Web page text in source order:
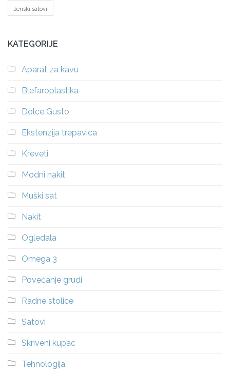
ženski satovi
KATEGORIJE
Aparat za kavu
Blefaroplastika
Dolce Gusto
Ekstenzija trepavica
Kreveti
Modni nakit
Muški sat
Nakit
Ogledala
Omega 3
Povećanje grudi
Radne stolice
Satovi
Skriveni kupac
Tehnologija